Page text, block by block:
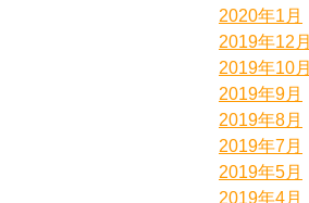
2020年1月
2019年12月
2019年10月
2019年9月
2019年8月
2019年7月
2019年5月
2019年4月